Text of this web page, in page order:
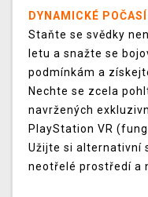
DYNAMICKÉ
Staňte se svědky
letu a snažte se
podmínkám a
Nechte se zcela
navržených
PlayStation VR
Užijte si alternativní
neotřelé prostředí a